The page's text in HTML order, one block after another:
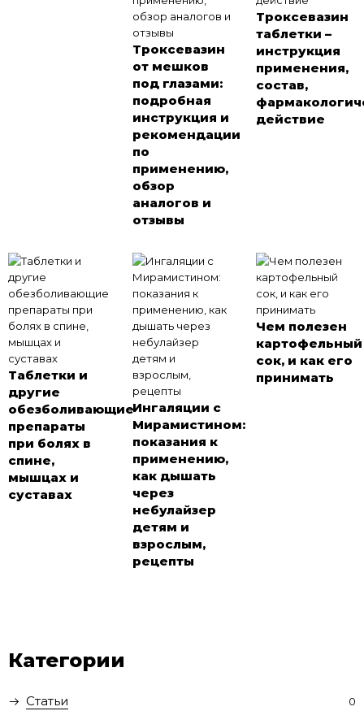
Троксевазин
от мешков
под глазами:
подробная
инструкция и
рекомендации
по
применению,
обзор
аналогов и
отзывы
Троксевазин
таблетки –
инструкция
применения,
состав,
действие
Таблетки и
другие
обезболивающие
препараты
при болях в
спине,
мышцах и
суставах
Ингаляции с
Мирамистином:
показания к
применению,
как дышать
через
небулайзер
детям и
взрослым,
рецепты
Чем полезен
картофельный
сок, и как его
принимать
Категории
Статьи 0